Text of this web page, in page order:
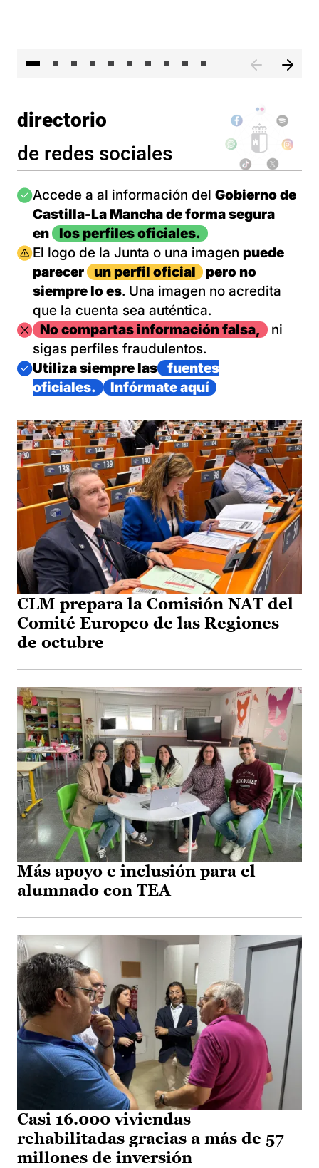
directorio
de redes sociales
Imagen
Accede a al información del Gobierno de
Castilla-La Mancha de forma segura
en
los perfiles oficiales.
Imagen
El logo de la Junta o una imagen puede
parecer
un perfil oficial
pero no
siempre lo es. Una imagen no acredita
que la cuenta sea auténtica.
ImagenNo compartas información falsa,
ni
sigas perfiles fraudulentos.
Imagen
Utiliza siempre las
fuentes
oficiales.
Infórmate aquí
CLM prepara la Comisión NAT del
Comité Europeo de las Regiones
de octubre
Más apoyo e inclusión para el
alumnado con TEA
Casi 16.000 viviendas
rehabilitadas gracias a más de 57
millones de inversión